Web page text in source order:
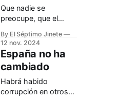
Que nadie se
preocupe, que el
By El Séptimo Jinete
12 nov. 2024
España no ha
cambiado
Habrá habido
corrupción en otros